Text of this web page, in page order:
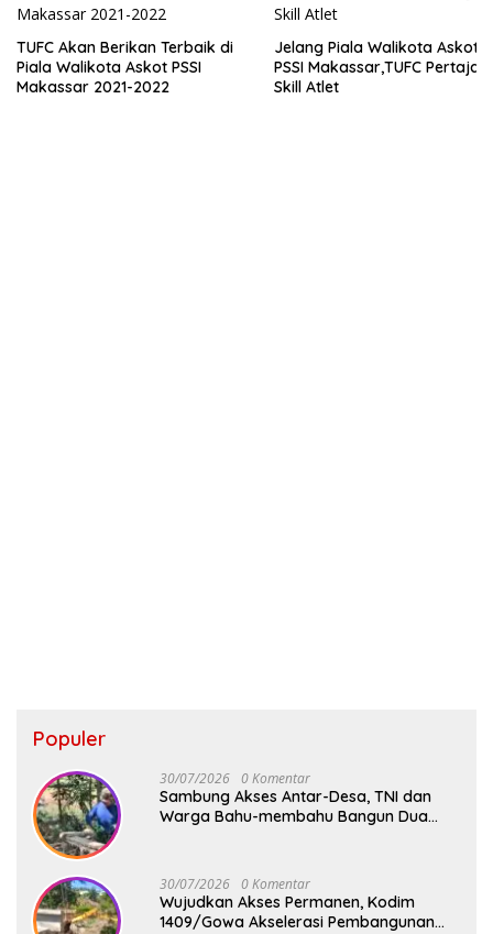
TUFC Akan Berikan Terbaik di
Piala Walikota Askot PSSI
Makassar 2021-2022
Jelang Piala Walikota Askot
PSSI Makassar,TUFC Pertajam
Skill Atlet
Populer
30/07/2026 0 Komentar
Sambung Akses Antar-Desa, TNI dan
Warga Bahu-membahu Bangun Dua
30/07/2026 0 Komentar
Wujudkan Akses Permanen, Kodim
1409/Gowa Akselerasi Pembangunan